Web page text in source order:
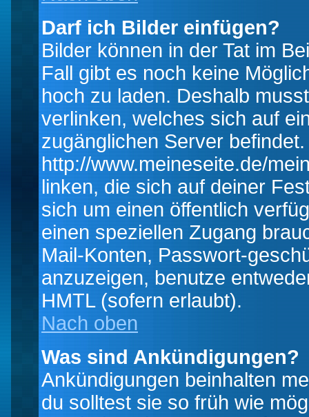
Darf ich Bilder einfügen?
Bilder können in der Tat im
Fall gibt es noch keine
hoch zu laden. Deshalb
verlinken, welches sich auf
zugänglichen Server
http://www.meineseite.de/
linken, die sich auf deiner
sich um einen öffentlich
einen speziellen Zugang
Mail-Konten, Passwort-
anzuzeigen, benutze
HMTL (sofern erlaubt).
Nach oben
Was sind Ankündigungen?
Ankündigungen beinhalten
du solltest sie so früh wie